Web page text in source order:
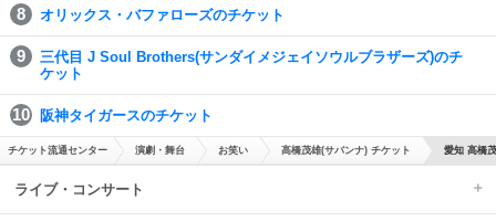
オリックス・バファローズのチケット
三代目 J Soul Brothers(サンダイメジェイソウルブラザーズ)のチ
ケット
阪神タイガースのチケット
チケット流通センター 演劇・舞台 お笑い 高橋茂雄(サバンナ) チケット 愛知 高橋
ライブ・コンサート